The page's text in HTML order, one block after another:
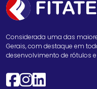
Considerada uma das
Gerais, com destaque em
desenvolvimento de rótulos